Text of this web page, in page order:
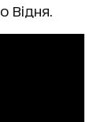
Відня.